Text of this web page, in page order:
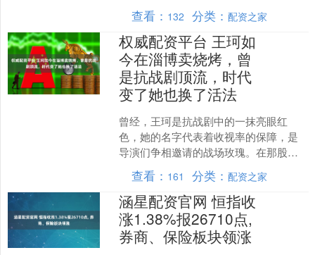
片。 此举标志着英特尔的一大突破。英
特尔一直在....
查看： 132 分类：配资之家
权威配资平台 王珂如
今在淄博卖烧烤，曾
是抗战剧顶流，时代
变了她也换了活法
曾经，王珂是抗战剧中的一抹亮眼红
色，她的名字代表着收视率的保障，是
导演们争相邀请的战场玫瑰。在那股谍
战风潮席卷荧屏的时代，王珂无疑是最
耀眼的明星之一。 展开剩余....
查看： 161 分类：配资之家
涵星配资官网 恒指收
涨1.38%报26710点,
券商、保险板块领涨